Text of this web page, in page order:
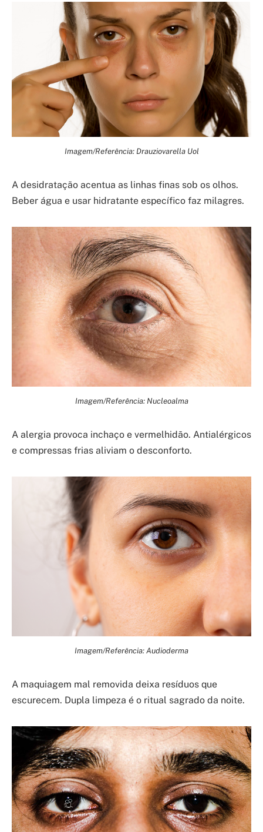
Imagem/Referência: Drauziovarella Uol
A desidratação acentua as linhas finas sob os olhos.
Beber água e usar hidratante específico faz milagres.
Imagem/Referência: Nucleoalma
A alergia provoca inchaço e vermelhidão. Antialérgicos
e compressas frias aliviam o desconforto.
Imagem/Referência: Audioderma
A maquiagem mal removida deixa resíduos que
escurecem. Dupla limpeza é o ritual sagrado da noite.